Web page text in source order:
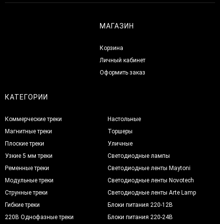
МАГАЗИН
Корзина
Личный кабинет
Оформить заказ
КАТЕГОРИИ
Коммерческие треки
Магнитные треки
Плоские треки
Узкие 5 мм треки
Ременные треки
Модульные треки
Струнные треки
Гибкие треки
220В Однофазные треки
Настольные
Торшеры
Уличные
Светодиодные лампы
Светодиодные ленты Maytoni
Светодиодные ленты Novotech
Светодиодные ленты Arte Lamp
Блоки питания 220-12В
Блоки питания 220-24В